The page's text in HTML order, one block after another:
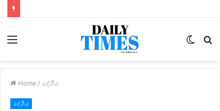
Menu
Switch
Home / දේශීය
දේශීය